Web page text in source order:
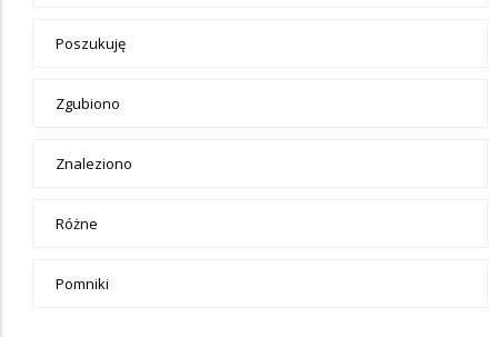
Poszukuję
Zgubiono
Znaleziono
Różne
Pomniki